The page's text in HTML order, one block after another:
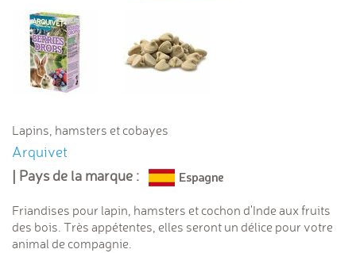
Lapins, hamsters et cobayes
Arquivet
| Pays de la marque :
Friandises pour lapin, hamsters et cochon d'Inde aux fruits
des bois. Très appétentes, elles seront un délice pour votre
animal de compagnie.